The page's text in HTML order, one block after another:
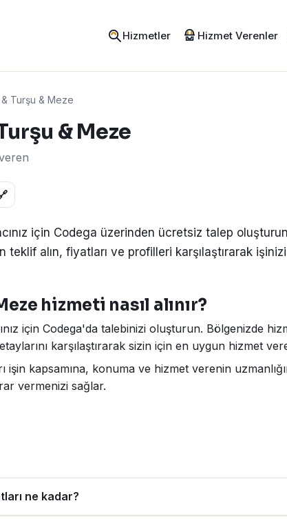
Hizmetler Hizmet Verenler
Turşu & Meze
& Meze
için Codega üzerinden ücretsiz talep
alın, fiyatları ve profilleri karşılaştırarak işinizi
hizmeti nasıl alınır?
için Codega'da talebinizi oluşturun. Bölgenizde
karşılaştırarak sizin için en uygun hizmet
işin kapsamına, konuma ve hizmet verenin
vermenizi sağlar.
ne kadar?